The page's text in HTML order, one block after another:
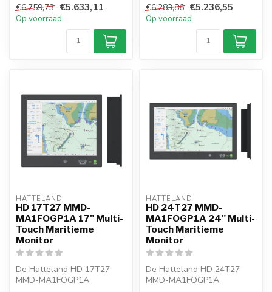
multi-touch bedienin...
€6.759,73 €5.633,11
Op voorraad
multi-touch bedienin...
€6.283,86 €5.236,55
Op voorraad
HATTELAND
HD 17T27 MMD-
MA1FOGP1A 17" Multi-
Touch Maritieme
Monitor
De Hatteland HD 17T27
MMD-MA1FOGP1A
HATTELAND
HD 24T27 MMD-
MA1FOGP1A 24" Multi-
Touch Maritieme
Monitor
De Hatteland HD 24T27
MMD-MA1FOGP1A